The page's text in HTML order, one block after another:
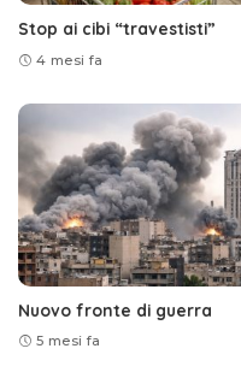
Stop ai cibi “travestisti”
4 mesi fa
Nuovo fronte di guerra
5 mesi fa